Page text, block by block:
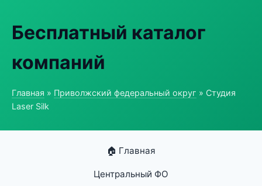
Бесплатный каталог
компаний
Главная » Приволжский федеральный округ » Студия
Laser Silk
🏠 Главная
Центральный ФО